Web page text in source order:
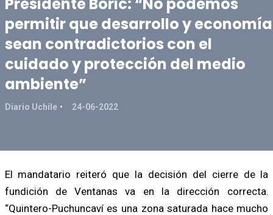
permitir que desarrollo y economía
sean contradictorios con el
cuidado y protección del medio
ambiente”
Diario Uchile 24-06-2022
El mandatario reiteró que la decisión del cierre de la
fundición de Ventanas va en la dirección correcta.
“Quintero-Puchuncaví es una zona saturada hace mucho